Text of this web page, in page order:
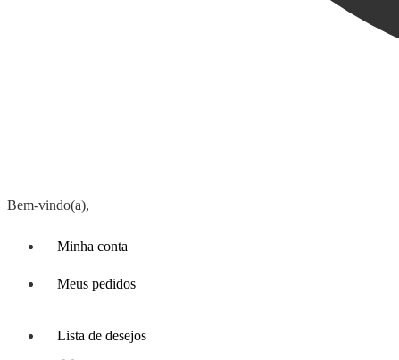
Bem-vindo(a),
Minha conta
Meus pedidos
Lista de desejos